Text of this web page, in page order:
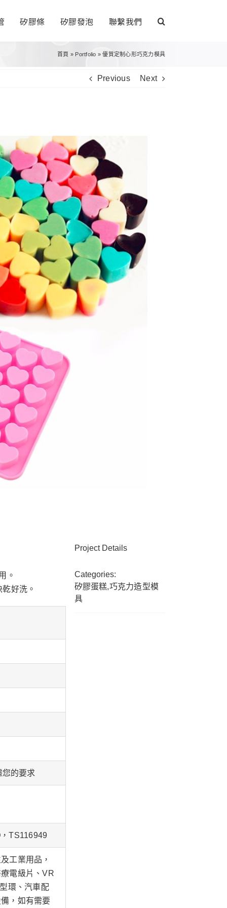
矽膠條 矽膠發泡 聯繫我們
首頁 » Portfolio »優質定制心形巧克力模具
Previous Next
。
好洗。
的要求
TS116949
工業用品，
電級片、VR
環、汽車配
，如有需要
Project Details
Categories:
矽膠蛋糕,巧克力造型模
具